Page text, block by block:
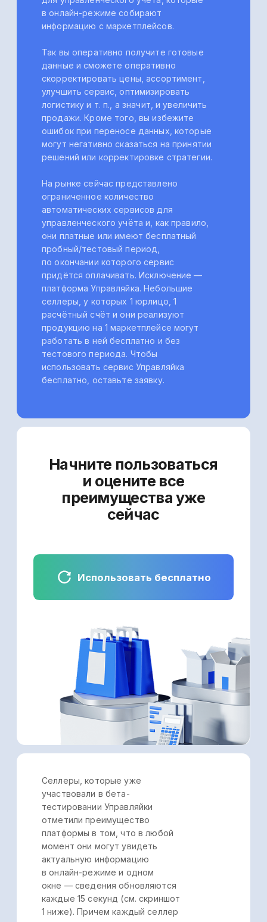
актуальную информацию
в онлайн-режиме и одном
окне — сведения обновляются
каждые 15 секунд (см. скриншот
может получить данные
за любой нужный ему период
как в разрезе маркетплейсов,
так и юрлиц.
платформы Управляйка
Различный состав
отчётов
на маркетплейсах
и разные названия
одних и тех же
показателей
WB выставляет еженедельные отчёты, а
Ozon — раз в две недели. Кроме того,
одни и те же показатели в этих отчётах на
каждой площадке называются по‑разному,
поэтому оперативно их сопоставить — не
увидеть общую сумму затрат
на хранение товаров на двух
маркетплейсах, ему было необходимо
было получить два отчёта:
детализированный еженедельный отчёт
с площадки WB и отчёт «Начисления»
с маркетплейса Ozon.
При этом затраты на хранение товаров
на складах на WB называются
«Хранение», а на маркетплейсе Ozon —
«Услуга размещения товаров на складе».
Поэтому для того, чтобы собрать
консолидированную информацию,
переносить все данные в отдельный
Оперативно сформировать
консолидированные отчёты и увидеть
результаты работы всего бизнеса можно
в сервисе Управляйка. Причём платформа
Управляйка автоматически собирает
информацию не только с маркетплейсов,
но и расчётных счётов, конечно, если
пользователь предоставит доступ.
Кейс из практики
пользователя
Управляйки
Готовое решение